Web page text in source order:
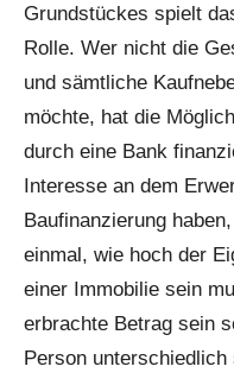
Grundstückes spielt
Rolle. Wer nicht die
und sämtliche
möchte, hat die
durch eine Bank
Interesse an dem
Baufinanzierung
einmal, wie hoch der
einer Immobilie sein
erbrachte Betrag sein
Person